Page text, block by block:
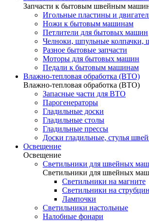
Запчасти к бытовым швейным
Игольные пластины и
Ножи к бытовым машинам
Петлители для бытовых машин
Челноки, шпульные колпачки,
Разное бытовые запчасти
Моторы для бытовых машин
Педали к бытовым машинам
Влажно-тепловая обработка (ВТО)
Влажно-тепловая обработка (ВТО)
Запасные части для ВТО
Парогенераторы
Гладильные доски
Гладильные столы
Гладильные прессы
Доски гладильные, стулья
Освещение
Освещение
Светильники для швейных
Светильники для швейных
Светильники на магните
Светильники на
Лампочки
Светильники настольные
Налобные фонари